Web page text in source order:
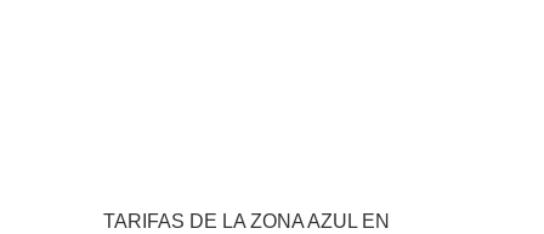
TARIFAS DE LA ZONA AZUL EN